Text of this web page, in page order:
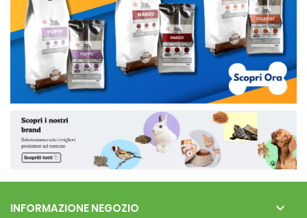
INFORMAZIONE NEGOZIO 